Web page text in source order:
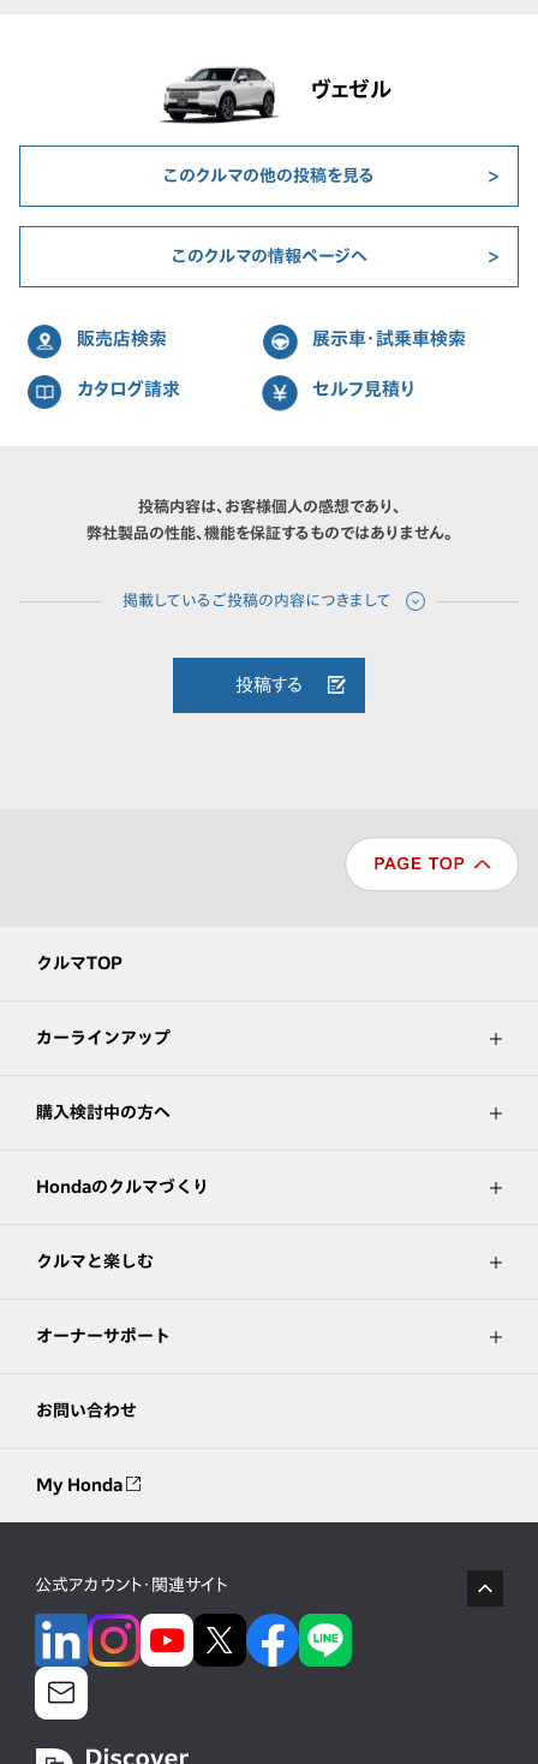
ヴェゼル
このクルマの他の投稿を見る
このクルマの情報ページへ
販売店検索 展示車・試乗車検索
カタログ請求 セルフ見積り
投稿内容は、お客様個人の感想であり、
弊社製品の性能、機能を保証するものではありません。
投稿する
クルマTOP
カーラインアップ
購入検討中の方へ
Hondaのクルマづくり
クルマと楽しむ
オーナーサポート
お問い合わせ
My Honda
公式アカウント・関連サイト